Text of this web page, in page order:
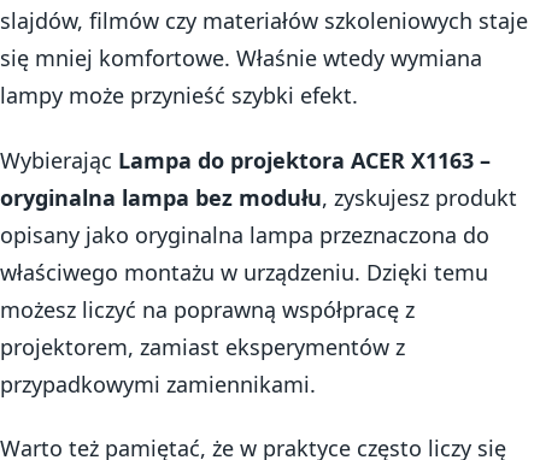
slajdów, filmów czy materiałów szkoleniowych staje
się mniej komfortowe. Właśnie wtedy wymiana
lampy może przynieść szybki efekt.
Wybierając Lampa do projektora ACER X1163 –
oryginalna lampa bez modułu, zyskujesz produkt
opisany jako oryginalna lampa przeznaczona do
właściwego montażu w urządzeniu. Dzięki temu
możesz liczyć na poprawną współpracę z
projektorem, zamiast eksperymentów z
przypadkowymi zamiennikami.
Warto też pamiętać, że w praktyce często liczy się